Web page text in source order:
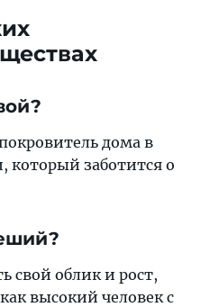
дома в
который заботится о
облик и рост,
высокий человек с